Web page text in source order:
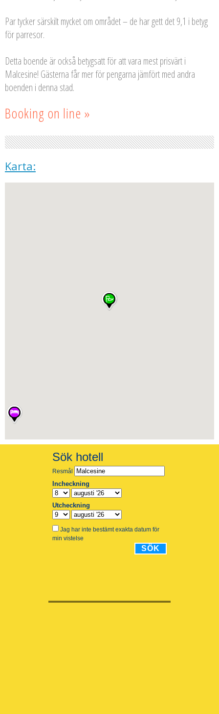
Par tycker särskilt mycket om området – de har gett det 9,1 i betyg
för parresor.
Detta boende är också betygsatt för att vara mest prisvärt i
Malcesine! Gästerna får mer för pengarna jämfört med andra
boenden i denna stad.
Booking on line »
Karta: